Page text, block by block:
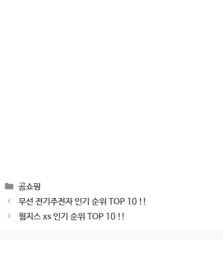
Categories
곰쇼핑
Post
navigation
무선 전기주전자 인기 순위 TOP 10 !!
웜지스 xs 인기 순위 TOP 10 !!